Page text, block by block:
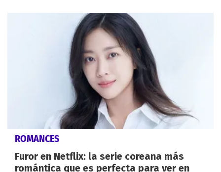
ROMANCES
Furor en Netflix: la serie coreana más
romántica que es perfecta para ver en